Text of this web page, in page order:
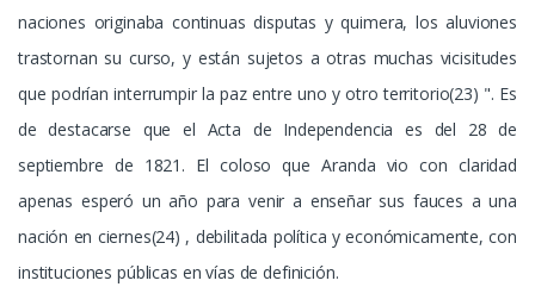
naciones originaba continuas disputas y quimera, los aluviones
trastornan su curso, y están sujetos a otras muchas vicisitudes
que podrían interrumpir la paz entre uno y otro territorio(23) ". Es
de destacarse que el Acta de Independencia es del 28 de
septiembre de 1821. El coloso que Aranda vio con claridad
apenas esperó un año para venir a enseñar sus fauces a una
nación en ciernes(24) , debilitada política y económicamente, con
instituciones públicas en vías de definición.